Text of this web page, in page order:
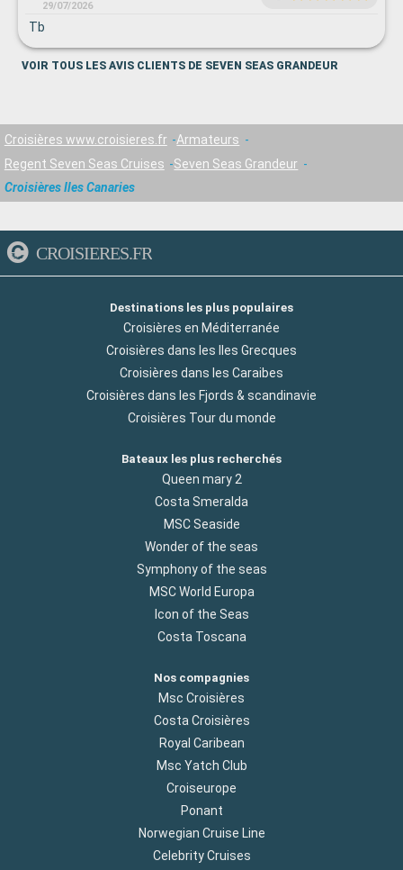
29/07/2026
Tb
VOIR TOUS LES AVIS CLIENTS DE SEVEN SEAS GRANDEUR
Croisières www.croisieres.fr
Armateurs
Regent Seven Seas Cruises
Seven Seas Grandeur
Croisières Iles Canaries
CROISIERES.FR
Destinations les plus populaires
Croisières en Méditerranée
Croisières dans les Iles Grecques
Croisières dans les Caraibes
Croisières dans les Fjords & scandinavie
Croisières Tour du monde
Bateaux les plus recherchés
Queen mary 2
Costa Smeralda
MSC Seaside
Wonder of the seas
Symphony of the seas
MSC World Europa
Icon of the Seas
Costa Toscana
Nos compagnies
Msc Croisières
Costa Croisières
Royal Caribean
Msc Yatch Club
Croiseurope
Ponant
Norwegian Cruise Line
Celebrity Cruises